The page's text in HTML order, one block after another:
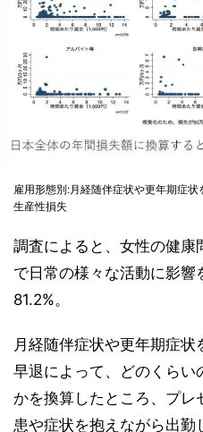
雇用形態別:月経随伴症状や更年期症
生産性損失
調査によると、女性の健康
で日常の様々な活動に影響
81.2%。
月経随伴症状や更年期症状
早退によって、どのくら
かを換算したところ、プ
患や症状を抱えながら出